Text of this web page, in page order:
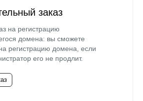
заказ
на регистрацию
домена: вы сможете
регистрацию домена, если
его не продлит.